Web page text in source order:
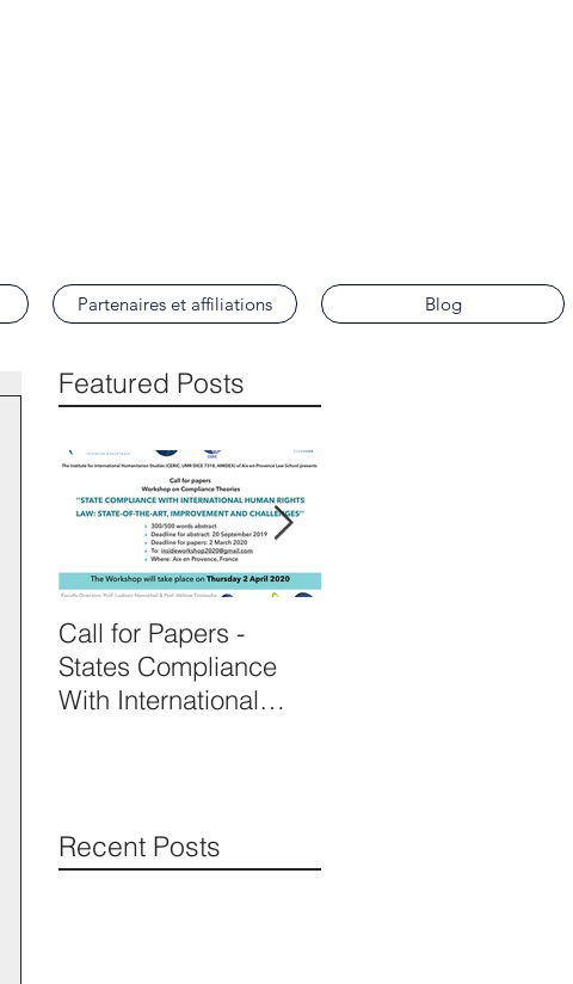
Partenaires et affiliations Blog
Featured Posts
Call for Papers -
States Compliance
With International
Recent Posts